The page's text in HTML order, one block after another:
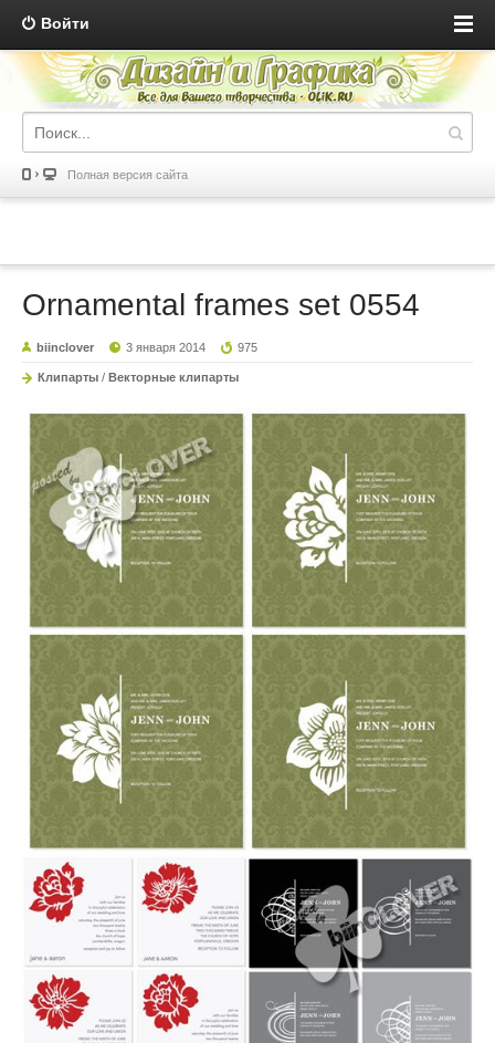
Войти
Полная версия сайта
Ornamental frames set 0554
biinclover 3 января 2014 975
Клипарты / Векторные клипарты